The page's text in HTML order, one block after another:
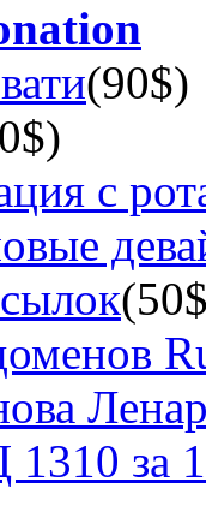
(90$)
с
за